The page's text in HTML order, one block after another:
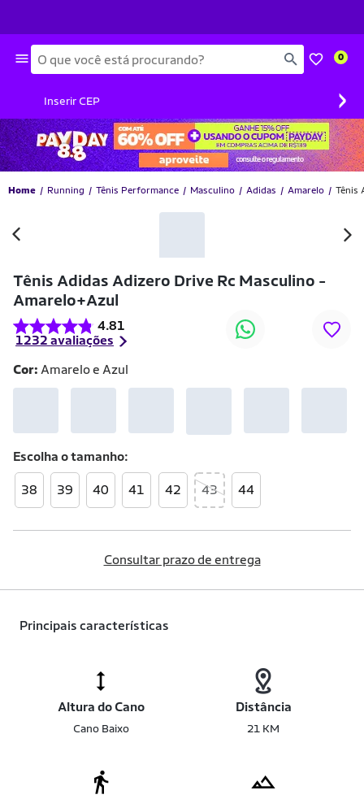
Busca 0
Inserir CEP ›
Home Running Tênis Performance Masculino Adidas Amarelo Tênis
Tênis Adidas Adizero Drive Rc Masculino -
Amarelo+Azul
4.81
1232 avaliações
Cor: Amarelo e Azul
Escolha otamanho
38 39 40 41 42 43 44
Consultar prazo de entrega
Principais características
Altura do Cano
Cano Baixo
Distância
21 KM